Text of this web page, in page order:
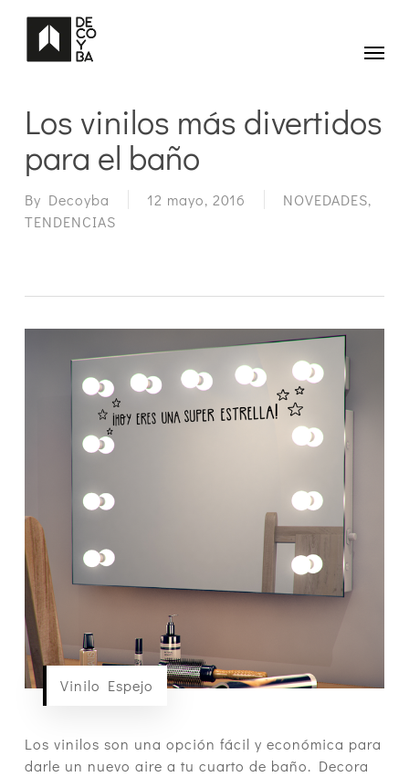
Menu
Los vinilos más divertidos
para el baño
By Decoyba 12 mayo, 2016 NOVEDADES,
TENDENCIAS
Vinilo Espejo
Los vinilos son una opción fácil y económica para
darle un nuevo aire a tu cuarto de baño. Decora